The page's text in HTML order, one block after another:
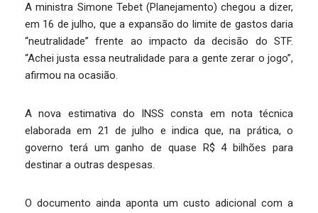
A ministra Simone Tebet (Planejamento) chegou a dizer,
em 16 de julho, que a expansão do limite de gastos daria
“neutralidade” frente ao impacto da decisão do STF.
“Achei justa essa neutralidade para a gente zerar o jogo”,
afirmou na ocasião.
A nova estimativa do INSS consta em nota técnica
elaborada em 21 de julho e indica que, na prática, o
governo terá um ganho de quase R$ 4 bilhões para
destinar a outras despesas.
O documento ainda aponta um custo adicional com a